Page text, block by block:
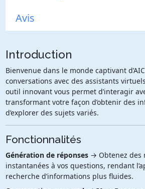
Avis
Introduction
Bienvenue dans le monde captivant
conversations avec des assistants
outil innovant vous permet d’interagir
transformant votre façon d’obtenir des
d’explorer des sujets variés.
Fonctionnalités
Génération de réponses→ Obtenez des
instantanées à vos questions, rendant
recherche d’informations plus fluides.